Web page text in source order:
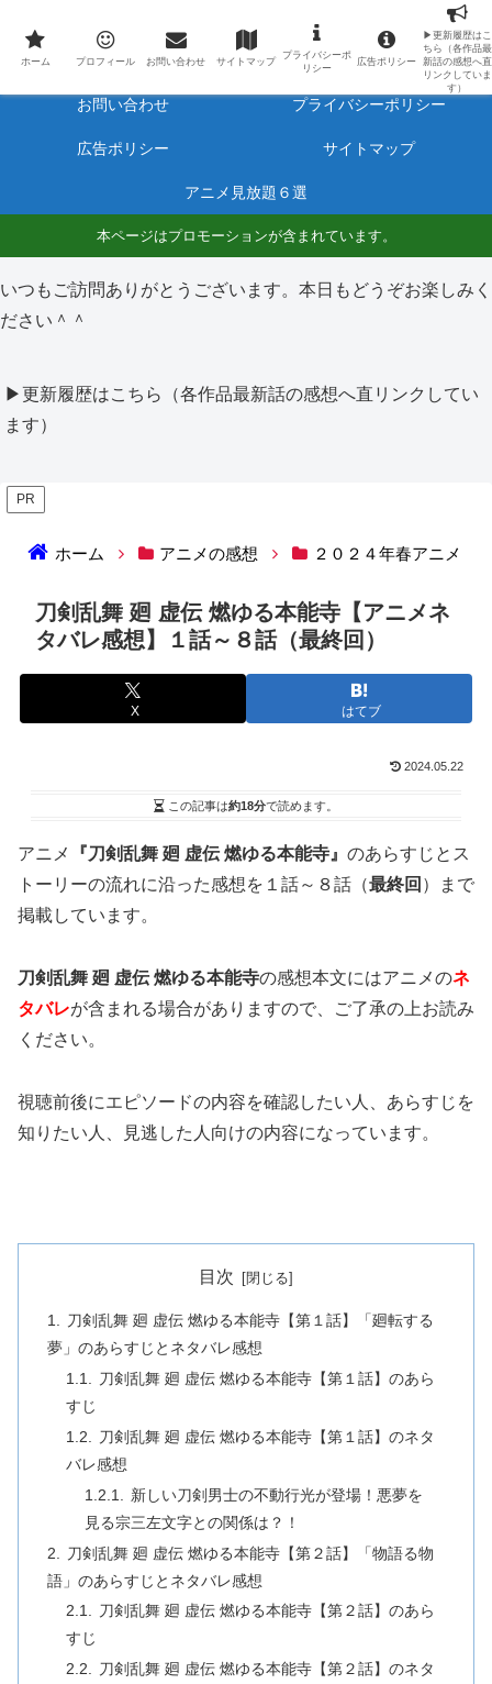
最新アニメのあらすじと感想をネタバレ有りで毎日更新しています。
ホーム プロフィール
お問い合わせ プライバシーポリシー
広告ポリシー サイトマップ
アニメ見放題６選
本ページはプロモーションが含まれています。
いつもご訪問ありがとうございます。本日もどうぞお楽しみく
ださい＾＾
▶更新履歴はこちら（各作品最新話の感想へ直リンクしてい
ます）
PR
ホーム アニメの感想 ２０２４年春アニメ
刀剣乱舞 廻 虚伝 燃ゆる本能寺【アニメネ
タバレ感想】１話～８話（最終回）
X はてブ
2024.05.22
この記事は約18分で読めます。
アニメ 『刀剣乱舞 廻 虚伝 燃ゆる本能寺』 のあらすじとス
トーリーの流れに沿った感想を１話～８話（最終回 ）まで
掲載しています。
刀剣乱舞 廻 虚伝 燃ゆる本能寺の感想本文にはアニメのネ
タバレが含まれる場合がありますので、ご了承の上お読み
ください。
視聴前後にエピソードの内容を確認したい人、あらすじを
知りたい人、見逃した人向けの内容になっています。
目次
刀剣乱舞 廻 虚伝 燃ゆる本能寺【第１話】「廻転する
夢」のあらすじとネタバレ感想
刀剣乱舞 廻 虚伝 燃ゆる本能寺【第１話】のあら
すじ
刀剣乱舞 廻 虚伝 燃ゆる本能寺【第１話】のネタ
バレ感想
新しい刀剣男士の不動行光が登場！悪夢を
見る宗三左文字との関係は？！
刀剣乱舞 廻 虚伝 燃ゆる本能寺【第２話】「物語る物
語」のあらすじとネタバレ感想
刀剣乱舞 廻 虚伝 燃ゆる本能寺【第２話】のあら
すじ
刀剣乱舞 廻 虚伝 燃ゆる本能寺【第２話】のネタ
ホーム プロフィール お問い合わせ サイトマップ
プライバシーポ
リシー
広告ポリシー
▶更新履歴はこ
ちら（各作品最
新話の感想へ直
リンクしていま
す）